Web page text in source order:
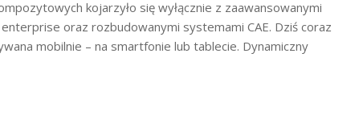
kojarzyło się wyłącznie z zaawansowanymi
oraz rozbudowanymi systemami CAE. Dziś coraz
mobilnie – na smartfonie lub tablecie. Dynamiczny